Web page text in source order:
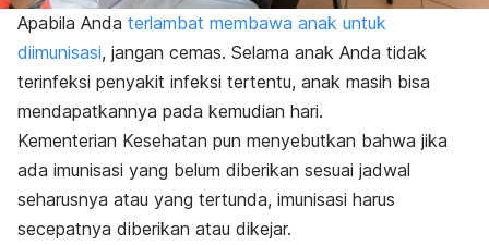
Apabila Anda terlambat membawa anak untuk
diimunisasi, jangan cemas. Selama anak Anda tidak
terinfeksi penyakit infeksi tertentu, anak masih bisa
mendapatkannya pada kemudian hari.
Kementerian Kesehatan pun menyebutkan bahwa jika
ada imunisasi yang belum diberikan sesuai jadwal
seharusnya atau yang tertunda, imunisasi harus
secepatnya diberikan atau dikejar.